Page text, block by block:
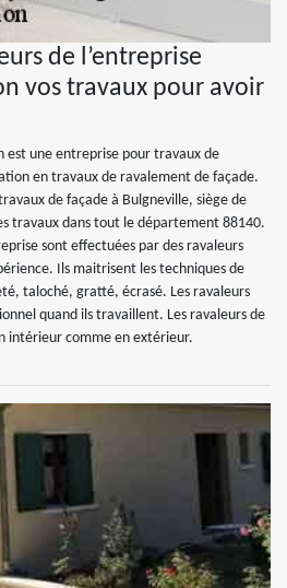
de l’entreprise
vos travaux pour avoir
est une entreprise pour travaux de
en travaux de ravalement de façade.
de façade à Bulgneville, siège de
travaux dans tout le département 88140.
sont effectuées par des ravaleurs
Ils maitrisent les techniques de
taloché, gratté, écrasé. Les ravaleurs
quand ils travaillent. Les ravaleurs de
intérieur comme en extérieur.